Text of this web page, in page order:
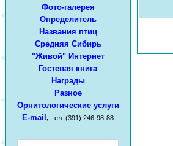
Фото-галерея
Определитель
Названия птиц
Средняя Сибирь
"Живой" Интернет
Гостевая книга
Награды
Разное
Орнитологические услуги
E-mail , тел. (391) 246-98-88